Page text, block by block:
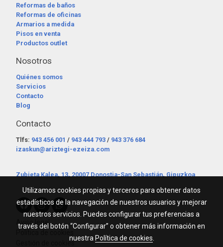
Reformas de baños
Reformas de oficinas
Armarios a medida
Pisos en venta
Productos outlet
Nosotros
Quiénes somos
Servicios
Contacto
Blog
Contacto
Tlfs: 943 456 001 / 943 444 793 / 943 376 684
izaskun@ariztegi-ezeiza.com
Zubieta Kalea, 13, 20007 Donostia-San Sebastián, Gipuzkoa
Aviso legal
Gestión de cookies
Utilizamos cookies propias y terceros para obtener datos
estadísticos de la navegación de nuestros usuarios y mejorar
nuestros servicios. Puedes configurar tus preferencias a
través del botón “Configurar” o obtener más información en
nuestra Política de cookies